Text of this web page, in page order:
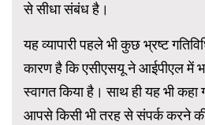
से सीधा संबंध है।
यह व्यापारी पहले भी कुछ भ्रष्ट
कारण है कि एसीएसयू ने आईपीएल में
स्वागत किया है। साथ ही यह भी कहा
आपसे किसी भी तरह से संपर्क करने